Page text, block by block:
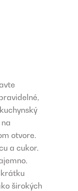
otvore.
a cukor.
širokých